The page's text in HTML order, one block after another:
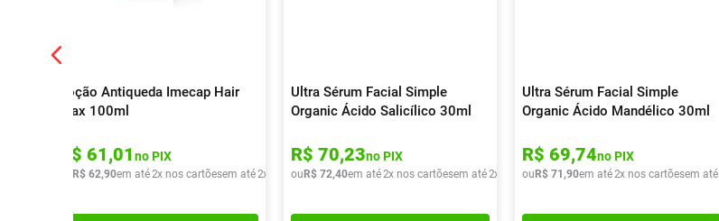
Loção Antiqueda Imecap Hair
Max 100ml
R$ 61,01no PIX
R$ 62,90em até2x nos cartõesem até2x de R$ 31,45
Ultra Sérum Facial Simple
Organic Ácido Salicílico 30ml
R$ 70,23no PIX
ou R$ 72,40em até2x nos cartõesem até2x de R$ 36,20
Ultra Sérum Facial Simple
Organic Ácido Mandélico 30ml
R$ 69,74no PIX
ou R$ 71 ,90em até2x nos cartõesem até